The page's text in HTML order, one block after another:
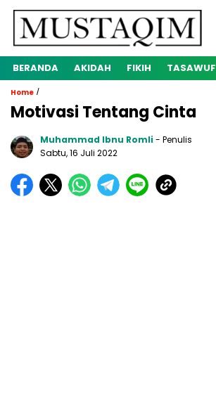
BERANDA AKIDAH FIKIH TASAWUF
Home /
Motivasi Tentang Cinta
Muhammad Ibnu Romli- Penulis
Sabtu, 16 Juli 2022